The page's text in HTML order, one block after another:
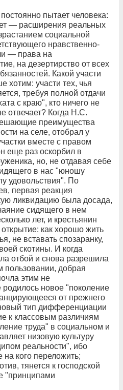
пытает человека:
— расширения реальных
социальной
нравственно-
— права на
на дезертирство от всех
Какой участи
хотим: участи тех, чья
требуя полной отдачи
с краю", кто ничего не
отвечает? Когда Н.С.
преимущества
на селе, отобрал у
вместе с правом
еще раз оскорбил в
но, не отдавая себе
в нас "юношу
удовольствия". По
первая реакция
ликвидацию была досада,
сидящего в нем
лет, и крестьянин
как хорошо жить
не вставать спозаранку,
скотины. И когда
отбой и снова разрешила
пользовании, добрая
этим не
родилось новое "поколение
от прежнего
тип дифференциации
к классовым различиям
труда" в социальном и
низовую культуру
реальности", ибо
на кого переложить;
тянется к господской
"принципами